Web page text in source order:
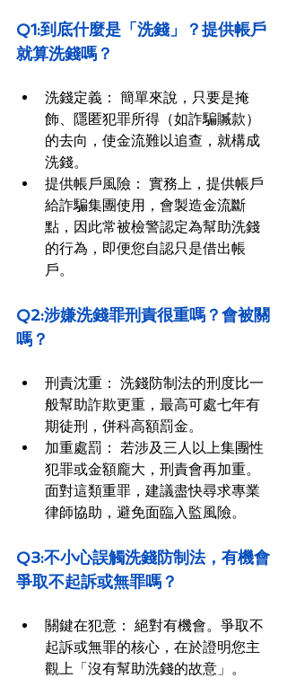
Q1:到底什麼是「洗錢」？提供帳戶
就算洗錢嗎？
洗錢定義： 簡單來說，只要是掩
飾、隱匿犯罪所得（如詐騙贓款）
的去向，使金流難以追查，就構成
洗錢。
提供帳戶風險： 實務上，提供帳戶
給詐騙集團使用，會製造金流斷
點，因此常被檢警認定為幫助洗錢
的行為，即便您自認只是借出帳
戶。
Q2:涉嫌洗錢罪刑責很重嗎？會被關
嗎？
刑責沈重： 洗錢防制法的刑度比一
般幫助詐欺更重，最高可處七年有
期徒刑，併科高額罰金。
加重處罰： 若涉及三人以上集團性
犯罪或金額龐大，刑責會再加重。
面對這類重罪，建議盡快尋求專業
律師協助，避免面臨入監風險。
Q3:不小心誤觸洗錢防制法，有機會
爭取不起訴或無罪嗎？
關鍵在犯意： 絕對有機會。爭取不
起訴或無罪的核心，在於證明您主
觀上「沒有幫助洗錢的故意」。